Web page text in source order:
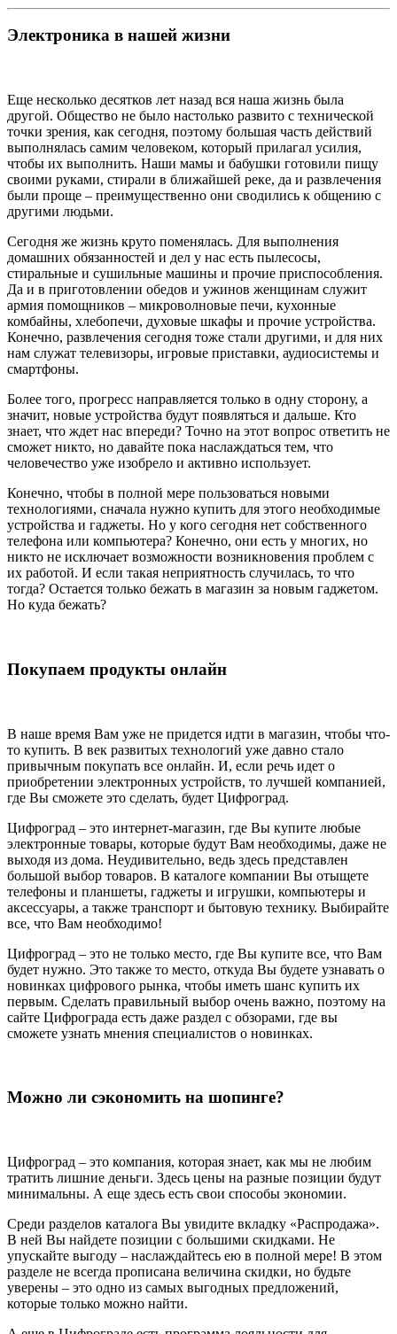
Электроника в нашей жизни
Еще несколько десятков лет назад вся наша жизнь была
другой. Общество не было настолько развито с технической
точки зрения, как сегодня, поэтому большая часть действий
выполнялась самим человеком, который прилагал усилия,
чтобы их выполнить. Наши мамы и бабушки готовили пищу
своими руками, стирали в ближайшей реке, да и развлечения
были проще – преимущественно они сводились к общению с
другими людьми.
Сегодня же жизнь круто поменялась. Для выполнения
домашних обязанностей и дел у нас есть пылесосы,
стиральные и сушильные машины и прочие приспособления.
Да и в приготовлении обедов и ужинов женщинам служит
армия помощников – микроволновые печи, кухонные
комбайны, хлебопечи, духовые шкафы и прочие устройства.
Конечно, развлечения сегодня тоже стали другими, и для них
нам служат телевизоры, игровые приставки, аудиосистемы и
смартфоны.
Более того, прогресс направляется только в одну сторону, а
значит, новые устройства будут появляться и дальше. Кто
знает, что ждет нас впереди? Точно на этот вопрос ответить не
сможет никто, но давайте пока наслаждаться тем, что
человечество уже изобрело и активно использует.
Конечно, чтобы в полной мере пользоваться новыми
технологиями, сначала нужно купить для этого необходимые
устройства и гаджеты. Но у кого сегодня нет собственного
телефона или компьютера? Конечно, они есть у многих, но
никто не исключает возможности возникновения проблем с
их работой. И если такая неприятность случилась, то что
тогда? Остается только бежать в магазин за новым гаджетом.
Но куда бежать?
Покупаем продукты онлайн
В наше время Вам уже не придется идти в магазин, чтобы что-
то купить. В век развитых технологий уже давно стало
привычным покупать все онлайн. И, если речь идет о
приобретении электронных устройств, то лучшей компанией,
где Вы сможете это сделать, будет Цифроград.
Цифроград – это интернет-магазин, где Вы купите любые
электронные товары, которые будут Вам необходимы, даже не
выходя из дома. Неудивительно, ведь здесь представлен
большой выбор товаров. В каталоге компании Вы отыщете
телефоны и планшеты, гаджеты и игрушки, компьютеры и
аксессуары, а также транспорт и бытовую технику. Выбирайте
все, что Вам необходимо!
Цифроград – это не только место, где Вы купите все, что Вам
будет нужно. Это также то место, откуда Вы будете узнавать о
новинках цифрового рынка, чтобы иметь шанс купить их
первым. Сделать правильный выбор очень важно, поэтому на
сайте Цифрограда есть даже раздел с обзорами, где вы
сможете узнать мнения специалистов о новинках.
Можно ли сэкономить на шопинге?
Цифроград – это компания, которая знает, как мы не любим
тратить лишние деньги. Здесь цены на разные позиции будут
минимальны. А еще здесь есть свои способы экономии.
Среди разделов каталога Вы увидите вкладку «Распродажа».
В ней Вы найдете позиции с большими скидками. Не
упускайте выгоду – наслаждайтесь ею в полной мере! В этом
разделе не всегда прописана величина скидки, но будьте
уверены – это одно из самых выгодных предложений,
которые только можно найти.